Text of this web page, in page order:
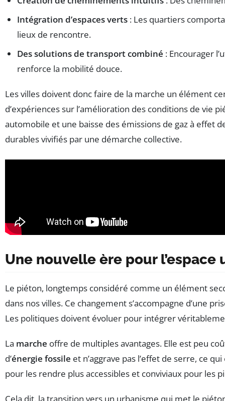
Intégration d’espaces verts : Les quartiers
lieux de rencontre.
Des solutions de transport combiné : Encourager
renforce la mobilité douce.
Les villes doivent donc faire de la marche un élément
d’expériences sur l’amélioration des conditions de vie
automobile et une baisse des émissions de gaz à effet
durables vivifiés par une démarche collective.
Une nouvelle ère pour l’espace
Le piéton, longtemps considéré comme un élément
dans nos villes. Ce changement s’accompagne d’une
Les politiques doivent évoluer pour intégrer
La marche offre de multiples avantages. Elle est peu
d’énergie fossile et n’aggrave pas l’effet de serre, ce
pour les rendre plus accessibles et conviviaux pour les
Cela dit, la transition vers un urbanisme qui met le